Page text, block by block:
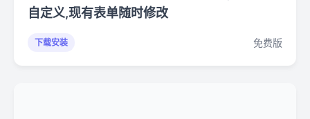
自定义,现有表单随时修改
下载安装 免费版